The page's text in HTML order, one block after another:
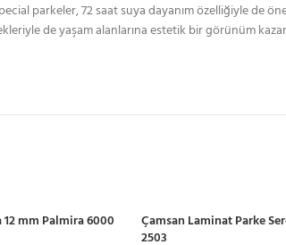
parkeler, 72 saat suya dayanım özelliğiyle de
de yaşam alanlarına estetik bir görünüm
mm Palmira 6000
Çamsan Laminat Parke
2503